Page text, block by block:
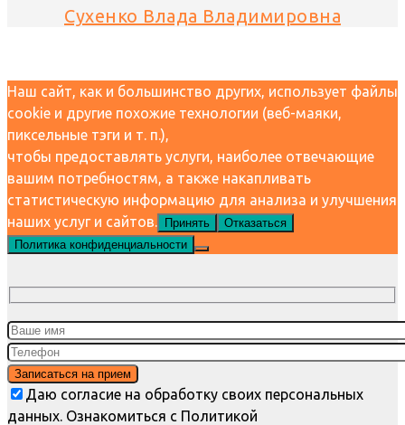
Сухенко Влада Владимировна
Наш сайт, как и большинство других, использует файлы
cookie и другие похожие технологии (веб-маяки,
пиксельные тэги и т. п.),
чтобы предоставлять услуги, наиболее отвечающие
вашим потребностям, а также накапливать
статистическую информацию для анализа и улучшения
наших услуг и сайтов.
Принять
Отказаться
Политика конфиденциальности
Даю согласие на обработку своих персональных
данных. Ознакомиться с Политикой